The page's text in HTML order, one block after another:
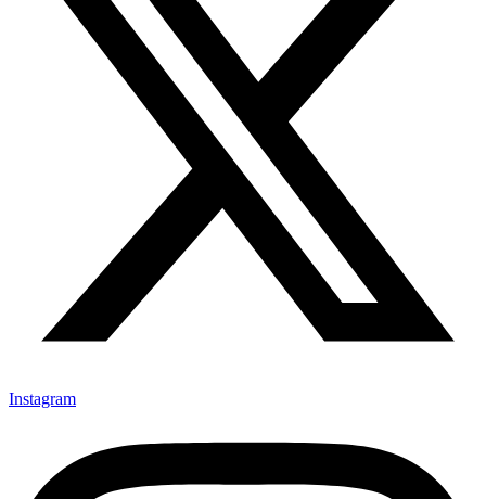
Instagram